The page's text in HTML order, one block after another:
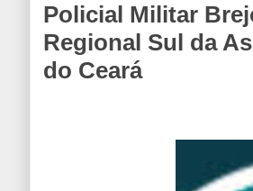
Policial Militar
Regional Sul da
do Ceará